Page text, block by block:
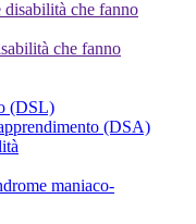
che fanno
(DSL)
(DSA)
maniaco-